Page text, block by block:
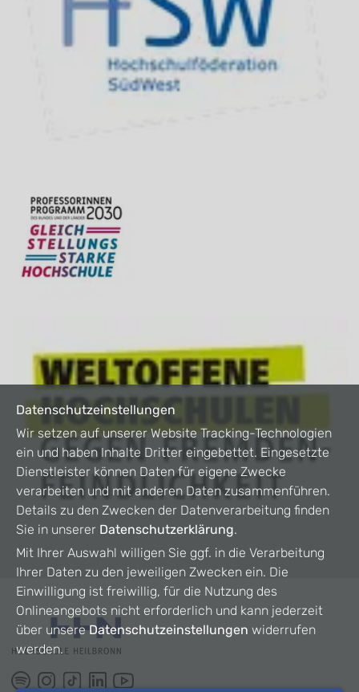
Datenschutzeinstellungen
Wir setzen auf unserer Website Tracking-Technologien
ein und haben Inhalte Dritter eingebettet. Eingesetzte
Dienstleister können Daten für eigene Zwecke
verarbeiten und mit anderen Daten zusammenführen.
Details zu den Zwecken der Datenverarbeitung finden
Sie in unserer Datenschutzerklärung.
Mit Ihrer Auswahl willigen Sie ggf. in die Verarbeitung
Ihrer Daten zu den jeweiligen Zwecken ein. Die
Einwilligung ist freiwillig, für die Nutzung des
Onlineangebots nicht erforderlich und kann jederzeit
über unsereDatenschutzeinstellungen widerrufen
werden.